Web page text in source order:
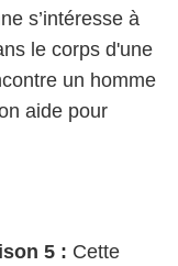
s’intéresse à
le corps d'une
un homme
aide pour
5 : Cette